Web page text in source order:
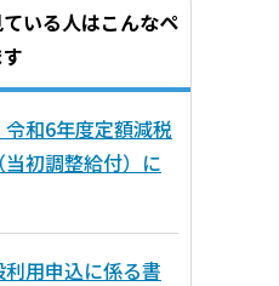
いる人はこんなペ
令和6年度定額減税
初調整給付）に
用申込に係る書